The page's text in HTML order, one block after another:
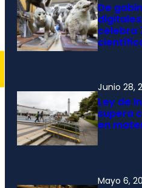
De
celebra
Junio 28,
Ley de
supera
en
Mayo 6,